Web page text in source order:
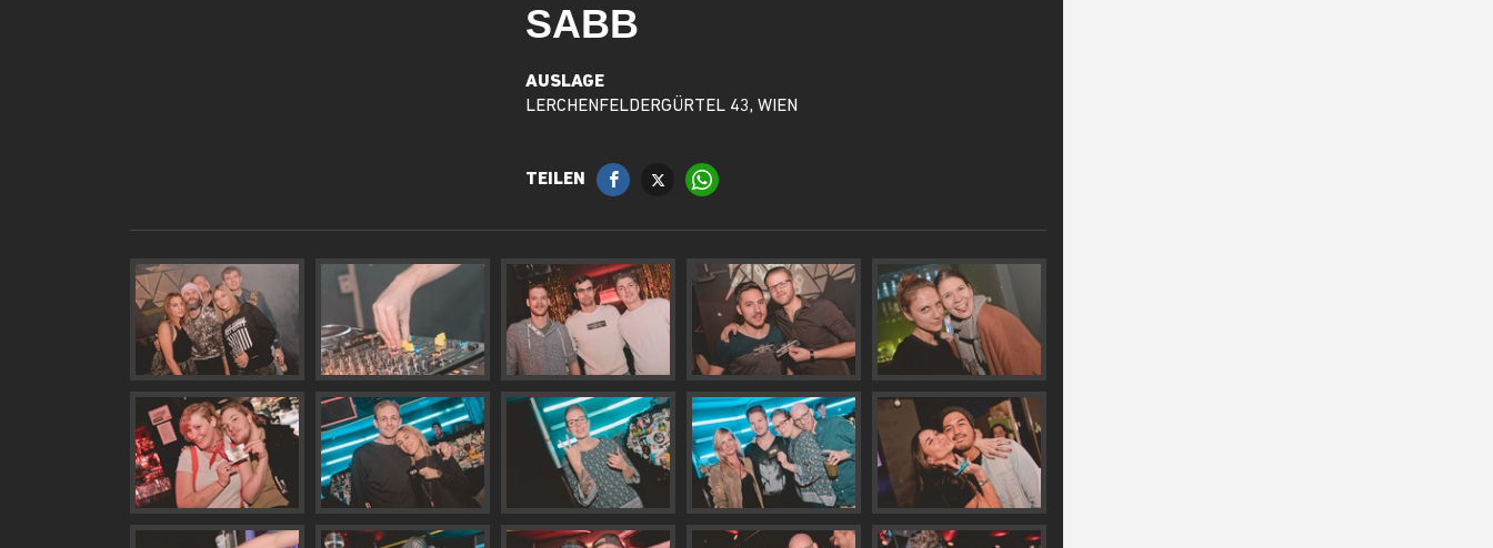
SABB
AUSLAGE
LERCHENFELDERGÜRTEL 43, WIEN
TEILEN